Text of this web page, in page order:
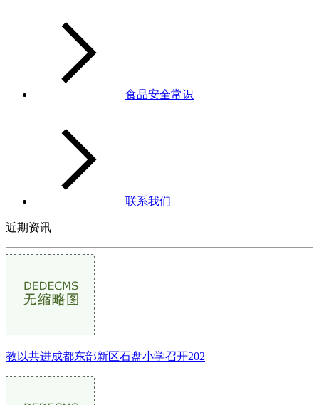
食品安全常识
联系我们
近期资讯
教以共进成都东部新区石盘小学召开202